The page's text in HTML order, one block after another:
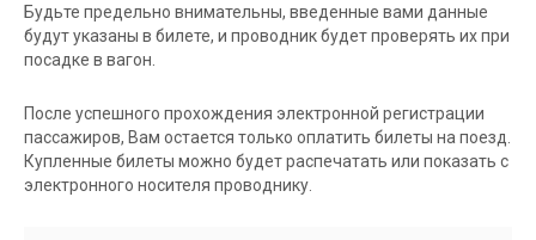
Будьте предельно внимательны, введенные вами данные
будут указаны в билете, и проводник будет проверять их при
посадке в вагон.
После успешного прохождения электронной регистрации
пассажиров, Вам остается только оплатить билеты на поезд.
Купленные билеты можно будет распечатать или показать с
электронного носителя проводнику.